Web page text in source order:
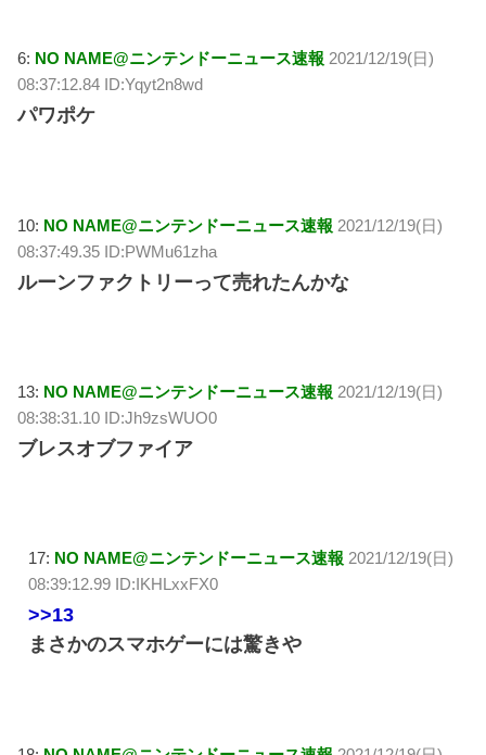
6: NO NAME@ニンテンドーニュース速報 2021/12/19(日)
08:37:12.84 ID:Yqyt2n8wd
パワポケ
10: NO NAME@ニンテンドーニュース速報 2021/12/19(日)
08:37:49.35 ID:PWMu61zha
ルーンファクトリーって売れたんかな
13: NO NAME@ニンテンドーニュース速報 2021/12/19(日)
08:38:31.10 ID:Jh9zsWUO0
ブレスオブファイア
17: NO NAME@ニンテンドーニュース速報 2021/12/19(日)
08:39:12.99 ID:IKHLxxFX0
>>13
まさかのスマホゲーには驚きや